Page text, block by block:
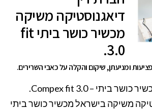
דיאגנוסטיקה משיקה
מכשיר כושר ביתי fit
3.0.
ומניעתן, שיקום והקלה על כאבי השרירים.
עכשיו בישראל – מכשיר כושר ביתי – Compex fit 3.0.
משיקה בישראל מכשיר כושר ביתי